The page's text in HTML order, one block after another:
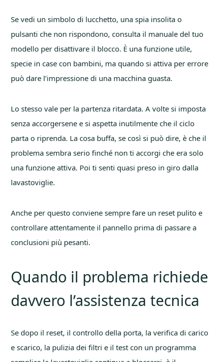
Se vedi un simbolo di lucchetto, una spia insolita o
pulsanti che non rispondono, consulta il manuale del tuo
modello per disattivare il blocco. È una funzione utile,
specie in case con bambini, ma quando si attiva per errore
può dare l’impressione di una macchina guasta.
Lo stesso vale per la partenza ritardata. A volte si imposta
senza accorgersene e si aspetta inutilmente che il ciclo
parta o riprenda. La cosa buffa, se così si può dire, è che il
problema sembra serio finché non ti accorgi che era solo
una funzione attiva. Poi ti senti quasi preso in giro dalla
lavastoviglie.
Anche per questo conviene sempre fare un reset pulito e
controllare attentamente il pannello prima di passare a
conclusioni più pesanti.
Quando il problema richiede
davvero l’assistenza tecnica
Se dopo il reset, il controllo della porta, la verifica di carico
e scarico, la pulizia dei filtri e il test con un programma